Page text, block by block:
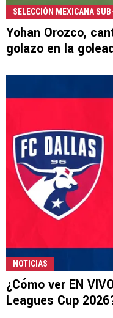
SELECCIÓN MEXICANA
Yohan Orozco,
golazo en la
NOTICIAS
¿Cómo ver EN
Leagues Cup